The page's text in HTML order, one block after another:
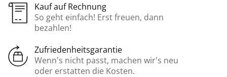
Kauf auf Rechnung
So geht einfach! Erst freuen, dann
bezahlen!
Zufriedenheitsgarantie
Wenn’s nicht passt, machen wir’s neu
oder erstatten die Kosten.